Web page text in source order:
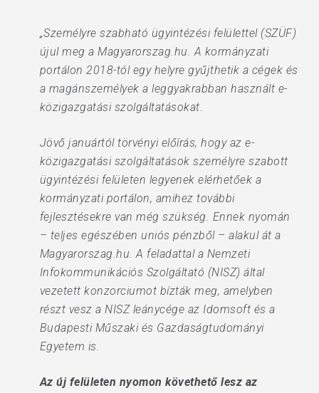
„Személyre szabható ügyintézési felülettel (SZÜF)
újul meg a Magyarorszag.hu. A kormányzati
portálon 2018-tól egy helyre gyűjthetik a cégek és
a magánszemélyek a leggyakrabban használt e-
közigazgatási szolgáltatásokat.
Jövő januártól törvényi előírás, hogy az e-
közigazgatási szolgáltatások személyre szabott
ügyintézési felületen legyenek elérhetőek a
kormányzati portálon, amihez további
fejlesztésekre van még szükség. Ennek nyomán
– teljes egészében uniós pénzből – alakul át a
Magyarorszag.hu. A feladattal a Nemzeti
Infokommunikációs Szolgáltató (NISZ) által
vezetett konzorciumot bízták meg, amelyben
részt vesz a NISZ leánycége az Idomsoft és a
Budapesti Műszaki és Gazdaságtudományi
Egyetem is.
Az új felületen nyomon követhető lesz az